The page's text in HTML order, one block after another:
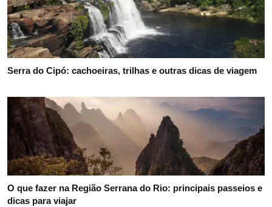
Serra do Cipó: cachoeiras, trilhas e outras dicas de viagem
O que fazer na Região Serrana do Rio: principais passeios e
dicas para viajar